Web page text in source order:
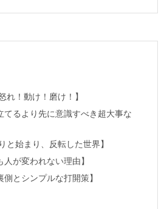
れ！動け！磨け！】
てるより先に意識すべき超大事な
と始まり、反転した世界】
人が変われない理由】
側とシンプルな打開策】